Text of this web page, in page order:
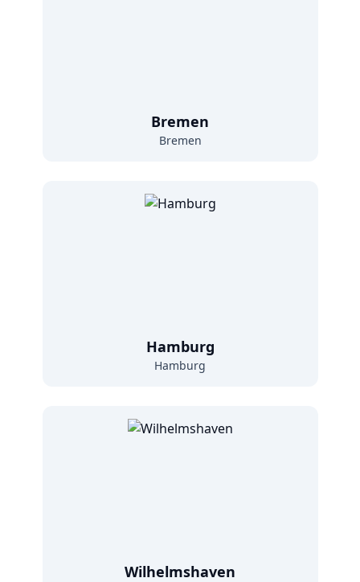
Bremen
Bremen
Hamburg
Hamburg
Wilhelmshaven